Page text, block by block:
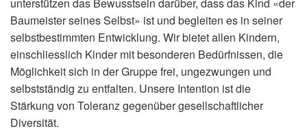
Baumeister seines Selbst» ist und begleiten es in seiner
selbstbestimmten Entwicklung. Wir bietet allen Kindern,
einschliesslich Kinder mit besonderen Bedürfnissen, die
Möglichkeit sich in der Gruppe frei, ungezwungen und
selbstständig zu entfalten. Unsere Intention ist die
Stärkung von Toleranz gegenüber gesellschaftlicher
Diversität.